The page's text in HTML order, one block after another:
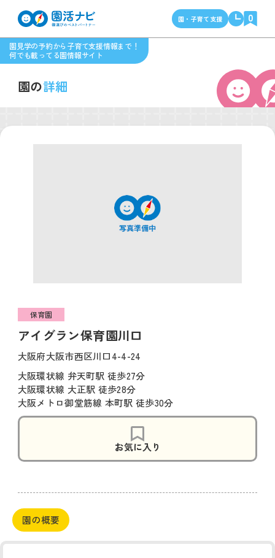
園見学の予約から子育て支援情報まで！
何でも載ってる園情報サイト
園・子育て支援 0
園の詳細
アイグラン保育園川口
保育園
大阪府大阪市西区川口4-4-24
大阪環状線 弁天町駅 徒歩27分
大阪環状線 大正駅 徒歩28分
大阪メトロ御堂筋線 本町駅 徒歩30分
お気に入り
園の概要